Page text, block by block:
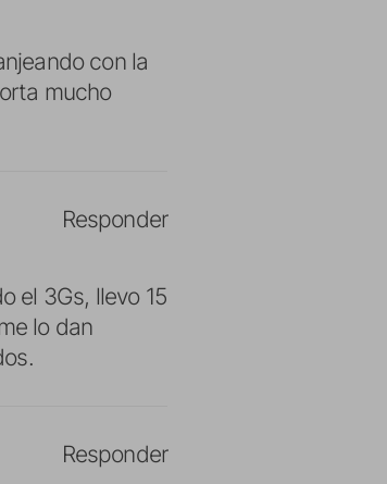
con la
mucho
el 3Gs, llevo 15
lo dan
Responder
Responder